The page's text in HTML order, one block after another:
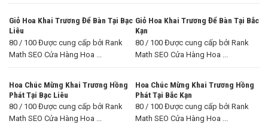
Giỏ Hoa Khai Trương Để Bàn Tại Bạc
Liêu
80 / 100 Được cung cấp bởi Rank
Math SEO Cửa Hàng Hoa ...
Giỏ Hoa Khai Trương Để Bàn Tại Bắc
Kạn
80 / 100 Được cung cấp bởi Rank
Math SEO Cửa Hàng Hoa ...
Hoa Chúc Mừng Khai Trương Hồng
Phát Tại Bạc Liêu
80 / 100 Được cung cấp bởi Rank
Math SEO Cửa Hàng Hoa ...
Hoa Chúc Mừng Khai Trương Hồng
Phát Tại Bắc Kạn
80 / 100 Được cung cấp bởi Rank
Math SEO Cửa Hàng Hoa ...